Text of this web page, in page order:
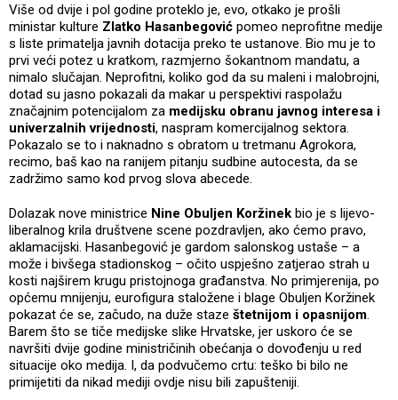
Više od dvije i pol godine proteklo je, evo, otkako je prošli
ministar kulture Zlatko Hasanbegović pomeo neprofitne medije
s liste primatelja javnih dotacija preko te ustanove. Bio mu je to
prvi veći potez u kratkom, razmjerno šokantnom mandatu, a
nimalo slučajan. Neprofitni, koliko god da su maleni i malobrojni,
dotad su jasno pokazali da makar u perspektivi raspolažu
značajnim potencijalom za medijsku obranu javnog interesa i
univerzalnih vrijednosti, naspram komercijalnog sektora.
Pokazalo se to i naknadno s obratom u tretmanu Agrokora,
recimo, baš kao na ranijem pitanju sudbine autocesta, da se
zadržimo samo kod prvog slova abecede.
Dolazak nove ministrice Nine Obuljen Koržinek bio je s lijevo-
liberalnog krila društvene scene pozdravljen, ako ćemo pravo,
aklamacijski. Hasanbegović je gardom salonskog ustaše – a
može i bivšega stadionskog – očito uspješno zatjerao strah u
kosti najširem krugu pristojnoga građanstva. No primjerenija, po
općemu mnijenju, eurofigura staložene i blage Obuljen Koržinek
pokazat će se, začudo, na duže staze štetnijom i opasnijom.
Barem što se tiče medijske slike Hrvatske, jer uskoro će se
navršiti dvije godine ministričinih obećanja o dovođenju u red
situacije oko medija. I, da podvučemo crtu: teško bi bilo ne
primijetiti da nikad mediji ovdje nisu bili zapušteniji.